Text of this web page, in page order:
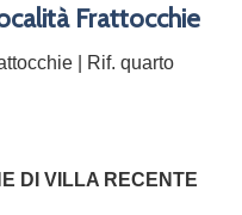
Frattocchie
| Rif. quarto
DI VILLA RECENTE